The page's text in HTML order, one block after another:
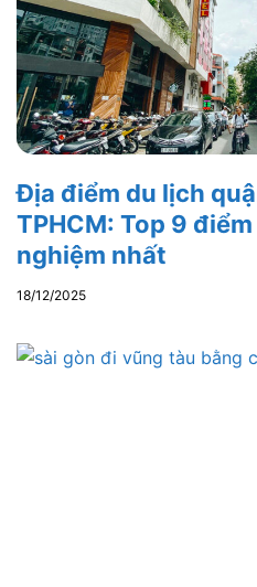
Địa điểm du lịch
TPHCM: Top 9
nghiệm nhất
18/12/2025